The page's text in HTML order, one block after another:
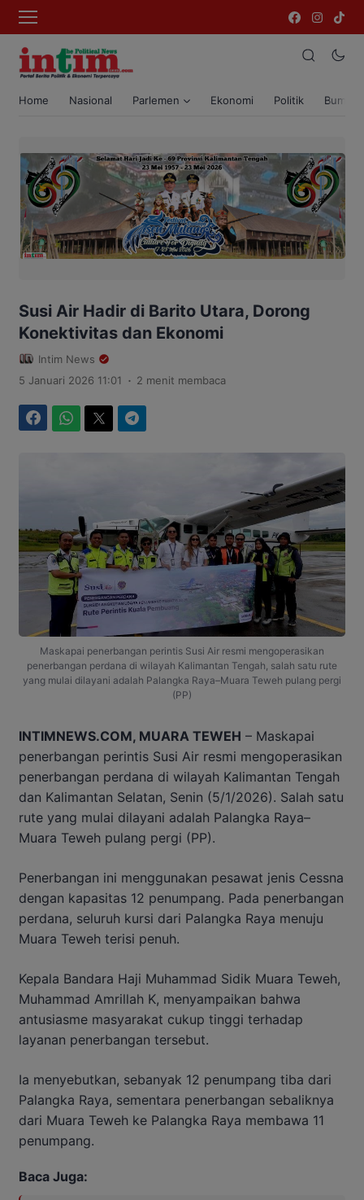
Home Nasional Parlemen Ekonomi Politik Bumi
Susi Air Hadir di Barito Utara, Dorong
Konektivitas dan Ekonomi
Intim News
5 Januari 2026 11:01
. 2 menit membaca
Maskapai penerbangan perintis Susi Air resmi mengoperasikan
penerbangan perdana di wilayah Kalimantan Tengah, salah satu rute
yang mulai dilayani adalah Palangka Raya–Muara Teweh pulang pergi
(PP)
INTIMNEWS.COM, MUARA TEWEH – Maskapai
penerbangan perintis Susi Air resmi mengoperasikan
penerbangan perdana di wilayah Kalimantan Tengah
dan Kalimantan Selatan, Senin (5/1/2026). Salah satu
rute yang mulai dilayani adalah Palangka Raya–
Muara Teweh pulang pergi (PP).
Penerbangan ini menggunakan pesawat jenis Cessna
dengan kapasitas 12 penumpang. Pada penerbangan
perdana, seluruh kursi dari Palangka Raya menuju
Muara Teweh terisi penuh.
Kepala Bandara Haji Muhammad Sidik Muara Teweh,
Muhammad Amrillah K, menyampaikan bahwa
antusiasme masyarakat cukup tinggi terhadap
layanan penerbangan tersebut.
Ia menyebutkan, sebanyak 12 penumpang tiba dari
Palangka Raya, sementara penerbangan sebaliknya
dari Muara Teweh ke Palangka Raya membawa 11
penumpang.
Baca Juga: